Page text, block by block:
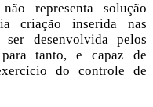
representa solução
criação inserida nas
desenvolvida pelos
para tanto, e capaz de
do controle de